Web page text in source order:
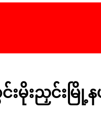
မိုးညှင်းမြို့